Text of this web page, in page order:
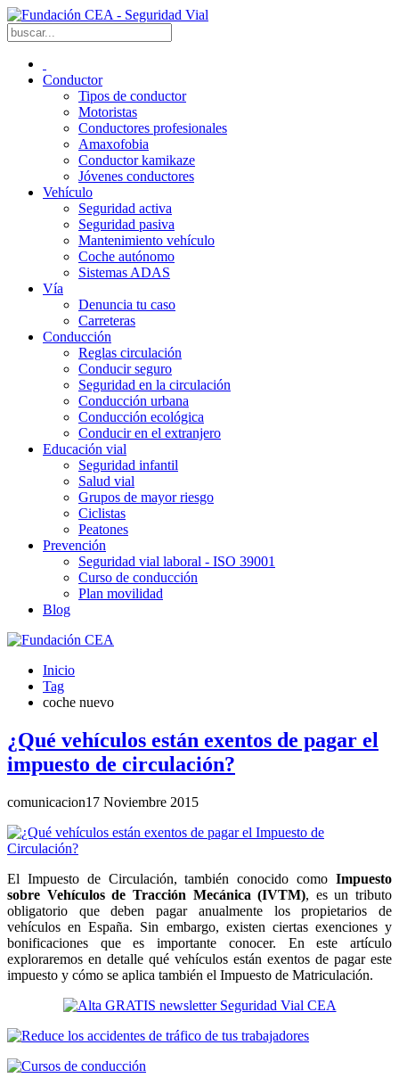
Conductor
Tipos de conductor
Motoristas
Conductores profesionales
Amaxofobia
Conductor kamikaze
Jóvenes conductores
Vehículo
Seguridad activa
Seguridad pasiva
Mantenimiento vehículo
Coche autónomo
Sistemas ADAS
Vía
Denuncia tu caso
Carreteras
Conducción
Reglas circulación
Conducir seguro
Seguridad en la circulación
Conducción urbana
Conducción ecológica
Conducir en el extranjero
Educación vial
Seguridad infantil
Salud vial
Grupos de mayor riesgo
Ciclistas
Peatones
Prevención
Seguridad vial laboral - ISO 39001
Curso de conducción
Plan movilidad
Blog
Inicio
Tag
coche nuevo
¿Qué vehículos están exentos de pagar el
impuesto de circulación?
comunicacion17 Noviembre 2015
El Impuesto de Circulación, también conocido como Impuesto
sobre Vehículos de Tracción Mecánica (IVTM), es un tributo
obligatorio que deben pagar anualmente los propietarios de
vehículos en España. Sin embargo, existen ciertas exenciones y
bonificaciones que es importante conocer. En este artículo
exploraremos en detalle qué vehículos están exentos de pagar este
impuesto y cómo se aplica también el Impuesto de Matriculación.